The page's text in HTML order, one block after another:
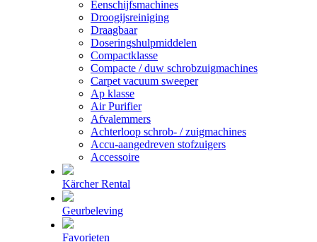
Eenschijfsmachines
Droogijsreiniging
Draagbaar
Doseringshulpmiddelen
Compactklasse
Compacte / duw schrobzuigmachines
Carpet vacuum sweeper
Ap klasse
Air Purifier
Afvalemmers
Achterloop schrob- / zuigmachines
Accu-aangedreven stofzuigers
Accessoire
Kärcher Rental
Geurbeleving
Favorieten